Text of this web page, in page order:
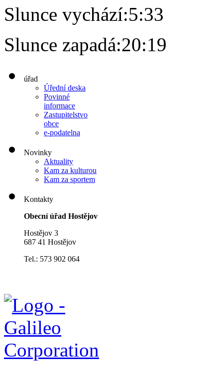
Slunce vychází:5:33
Slunce zapadá:20:19
úřad
Úřední deska
Povinné
informace
Zastupitelstvo
obce
e-podatelna
Novinky
Aktuality
Kam za kulturou
Kam za sportem
Kontakty
Obecní úřad Hostějov
Hostějov 3
687 41 Hostějov
Tel.: 573 902 064